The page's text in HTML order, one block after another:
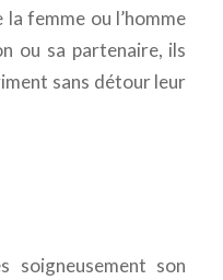
femme ou l’homme
ou sa partenaire, ils
sans détour leur
soigneusement son